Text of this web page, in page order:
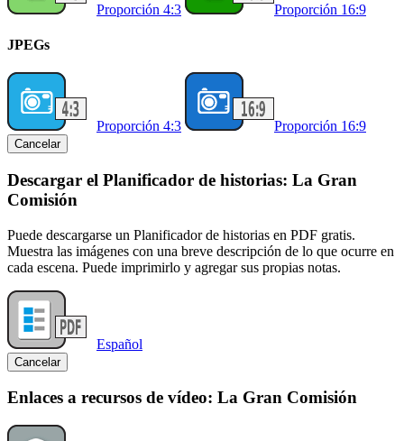
Proporción 4:3 Proporción 16:9
JPEGs
Proporción 4:3 Proporción 16:9
Cancelar
Descargar el Planificador de historias: La Gran
Comisión
Puede descargarse un Planificador de historias en PDF gratis.
Muestra las imágenes con una breve descripción de lo que ocurre en
cada escena. Puede imprimirlo y agregar sus propias notas.
Español
Cancelar
Enlaces a recursos de vídeo: La Gran Comisión